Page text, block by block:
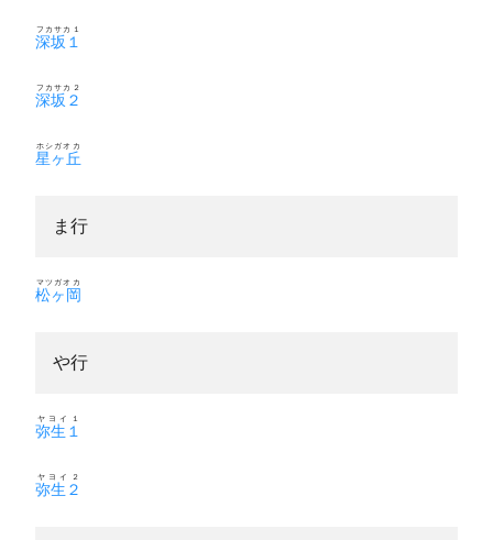
深坂１
フカサカ１
深坂２
フカサカ２
星ヶ丘
ホシガオカ
ま行
松ヶ岡
マツガオカ
や行
弥生１
ヤヨイ１
弥生２
ヤヨイ２